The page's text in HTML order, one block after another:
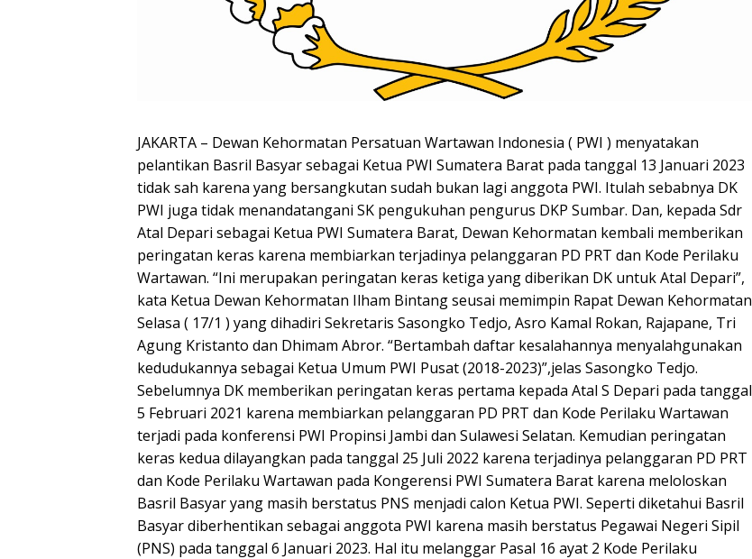
JAKARTA – Dewan Kehormatan Persatuan Wartawan Indonesia ( PWI ) menyatakan
pelantikan Basril Basyar sebagai Ketua PWI Sumatera Barat pada tanggal 13 Januari 2023
tidak sah karena yang bersangkutan sudah bukan lagi anggota PWI. Itulah sebabnya DK
PWI juga tidak menandatangani SK pengukuhan pengurus DKP Sumbar. Dan, kepada Sdr
Atal Depari sebagai Ketua PWI Sumatera Barat, Dewan Kehormatan kembali memberikan
peringatan keras karena membiarkan terjadinya pelanggaran PD PRT dan Kode Perilaku
Wartawan. “Ini merupakan peringatan keras ketiga yang diberikan DK untuk Atal Depari”,
kata Ketua Dewan Kehormatan Ilham Bintang seusai memimpin Rapat Dewan Kehormatan
Selasa ( 17/1 ) yang dihadiri Sekretaris Sasongko Tedjo, Asro Kamal Rokan, Rajapane, Tri
Agung Kristanto dan Dhimam Abror. “Bertambah daftar kesalahannya menyalahgunakan
kedudukannya sebagai Ketua Umum PWI Pusat (2018-2023)”,jelas Sasongko Tedjo.
Sebelumnya DK memberikan peringatan keras pertama kepada Atal S Depari pada tanggal
5 Februari 2021 karena membiarkan pelanggaran PD PRT dan Kode Perilaku Wartawan
terjadi pada konferensi PWI Propinsi Jambi dan Sulawesi Selatan. Kemudian peringatan
keras kedua dilayangkan pada tanggal 25 Juli 2022 karena terjadinya pelanggaran PD PRT
dan Kode Perilaku Wartawan pada Kongerensi PWI Sumatera Barat karena meloloskan
Basril Basyar yang masih berstatus PNS menjadi calon Ketua PWI. Seperti diketahui Basril
Basyar diberhentikan sebagai anggota PWI karena masih berstatus Pegawai Negeri Sipil
(PNS) pada tanggal 6 Januari 2023. Hal itu melanggar Pasal 16 ayat 2 Kode Perilaku